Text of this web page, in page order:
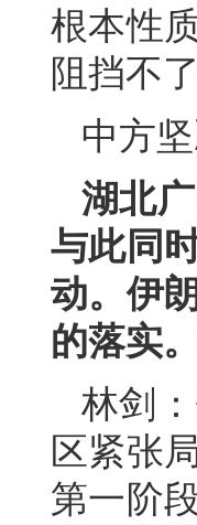
根本性
阻挡不
中方
湖北
与此同
动。伊
的落实
林剑
区紧张
第一阶